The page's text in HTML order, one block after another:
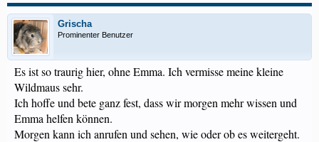
Grischa
Prominenter Benutzer
Es ist so traurig hier, ohne Emma. Ich vermisse meine kleine
Wildmaus sehr.
Ich hoffe und bete ganz fest, dass wir morgen mehr wissen und
Emma helfen können.
Morgen kann ich anrufen und sehen, wie oder ob es weitergeht.